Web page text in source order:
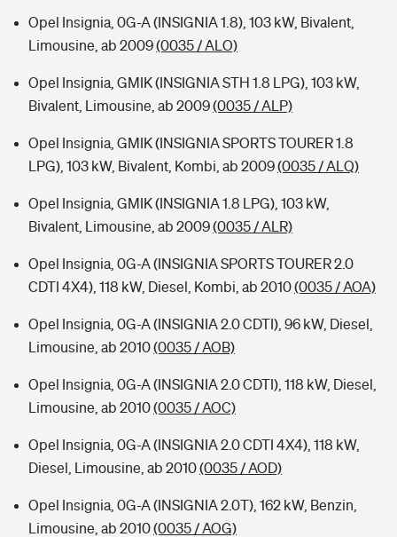
Opel Insignia, 0G-A (INSIGNIA 1.8), 103 kW, Bivalent,
Limousine, ab 2009(0035 / ALO)
Opel Insignia, GMIK (INSIGNIA STH 1.8 LPG), 103 kW,
Bivalent, Limousine, ab 2009(0035 / ALP)
Opel Insignia, GMIK (INSIGNIA SPORTS TOURER 1.8
LPG), 103 kW, Bivalent, Kombi, ab 2009(0035 / ALQ)
Opel Insignia, GMIK (INSIGNIA 1.8 LPG), 103 kW,
Bivalent, Limousine, ab 2009(0035 / ALR)
Opel Insignia, 0G-A (INSIGNIA SPORTS TOURER 2.0
CDTI 4X4), 118 kW, Diesel, Kombi, ab 2010(0035 / AOA)
Opel Insignia, 0G-A (INSIGNIA 2.0 CDTI), 96 kW, Diesel,
Limousine, ab 2010(0035 / AOB)
Opel Insignia, 0G-A (INSIGNIA 2.0 CDTI), 118 kW, Diesel,
Limousine, ab 2010(0035 / AOC)
Opel Insignia, 0G-A (INSIGNIA 2.0 CDTI 4X4), 118 kW,
Diesel, Limousine, ab 2010(0035 / AOD)
Opel Insignia, 0G-A (INSIGNIA 2.0T), 162 kW, Benzin,
Limousine, ab 2010(0035 / AOG)